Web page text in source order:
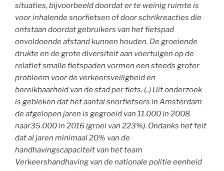
situaties, bijvoorbeeld doordat er te weinig ruimte is
voor inhalende snorfietsen of door schrikreacties die
ontstaan doordat gebruikers van het fietspad
onvoldoende afstand kunnen houden. De groeiende
drukte en de grote diversiteit aan voertuigen op de
relatief smalle fietspaden vormen een steeds groter
probleem voor de verkeersveiligheid en
bereikbaarheid van de stad per fiets. (..) Uit onderzoek
is gebleken dat het aantal snorfietsers in Amsterdam
de afgelopen jaren is gegroeid van 11.000 in 2008
naar35.000 in 2016 (groei van 223%). Ondanks het feit
dat al jaren minimaal 20% van de
handhavingscapaciteit van het team
Verkeershandhaving van de nationale politie eenheid